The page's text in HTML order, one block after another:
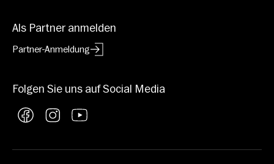
Als Partner anmelden
Partner-Anmeldung
Folgen Sie uns auf Social Media
FacebookInstagramYouTube